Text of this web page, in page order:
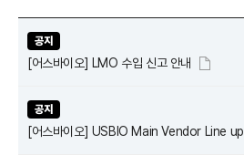
공지
[어스바이오] LMO 수입 신고 안내
공지
[어스바이오] USBIO Main Vendor Line up